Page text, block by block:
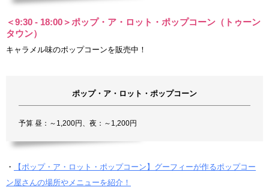
＜9:30 - 18:00＞ポップ・ア・ロット・ポップコーン（トゥーン
タウン）
キャラメル味のポップコーンを販売中！
ポップ・ア・ロット・ポップコーン
予算 昼：～1,200円、夜：～1,200円
・
【ポップ・ア・ロット・ポップコーン】グーフィーが作るポップコー
ン屋さんの場所やメニューを紹介！